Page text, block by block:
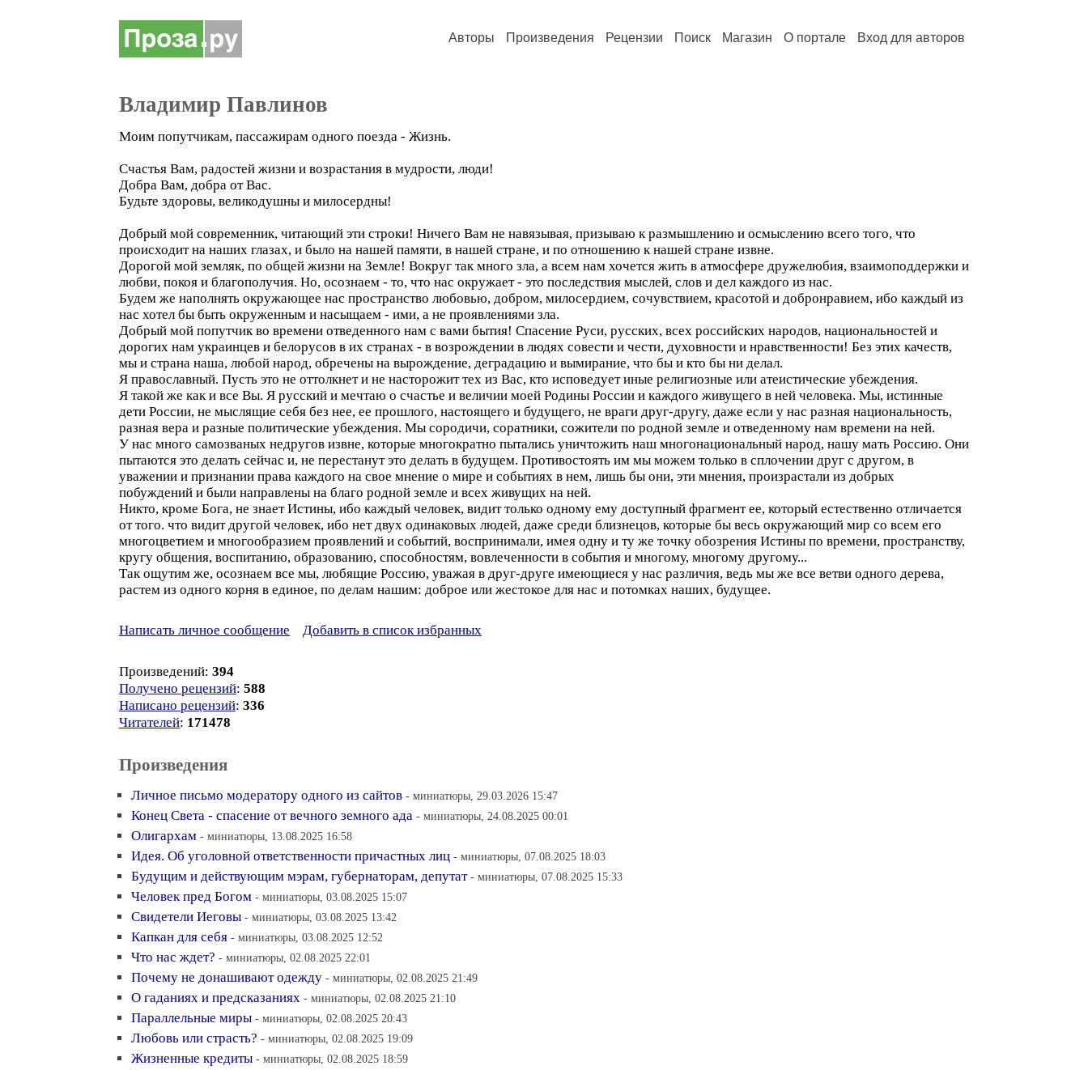
Авторы Произведения Рецензии Поиск Магазин О портале Вход для авторов
Владимир Павлинов
Моим попутчикам, пассажирам одного поезда - Жизнь.
Счастья Вам, радостей жизни и возрастания в мудрости, люди!
Добра Вам, добра от Вас.
Будьте здоровы, великодушны и милосердны!
Добрый мой современник, читающий эти строки! Ничего Вам не навязывая, призываю к размышлению и осмыслению всего того, что
происходит на наших глазах, и было на нашей памяти, в нашей стране, и по отношению к нашей стране извне.
Дорогой мой земляк, по общей жизни на Земле! Вокруг так много зла, а всем нам хочется жить в атмосфере дружелюбия, взаимоподдержки и
любви, покоя и благополучия. Но, осознаем - то, что нас окружает - это последствия мыслей, слов и дел каждого из нас.
Будем же наполнять окружающее нас пространство любовью, добром, милосердием, сочувствием, красотой и добронравием, ибо каждый из
нас хотел бы быть окруженным и насыщаем - ими, а не проявлениями зла.
Добрый мой попутчик во времени отведенного нам с вами бытия! Спасение Руси, русских, всех российских народов, национальностей и
дорогих нам украинцев и белорусов в их странах - в возрождении в людях совести и чести, духовности и нравственности! Без этих качеств,
мы и страна наша, любой народ, обречены на вырождение, деградацию и вымирание, что бы и кто бы ни делал.
Я православный. Пусть это не оттолкнет и не насторожит тех из Вас, кто исповедует иные религиозные или атеистические убеждения.
Я такой же как и все Вы. Я русский и мечтаю о счастье и величии моей Родины России и каждого живущего в ней человека. Мы, истинные
дети России, не мыслящие себя без нее, ее прошлого, настоящего и будущего, не враги друг-другу, даже если у нас разная национальность,
разная вера и разные политические убеждения. Мы сородичи, соратники, сожители по родной земле и отведенному нам времени на ней.
У нас много самозваных недругов извне, которые многократно пытались уничтожить наш многонациональный народ, нашу мать Россию. Они
пытаются это делать сейчас и, не перестанут это делать в будущем. Противостоять им мы можем только в сплочении друг с другом, в
уважении и признании права каждого на свое мнение о мире и событиях в нем, лишь бы они, эти мнения, произрастали из добрых
побуждений и были направлены на благо родной земле и всех живущих на ней.
Никто, кроме Бога, не знает Истины, ибо каждый человек, видит только одному ему доступный фрагмент ее, который естественно отличается
от того. что видит другой человек, ибо нет двух одинаковых людей, даже среди близнецов, которые бы весь окружающий мир со всем его
многоцветием и многообразием проявлений и событий, воспринимали, имея одну и ту же точку обозрения Истины по времени, пространству,
кругу общения, воспитанию, образованию, способностям, вовлеченности в события и многому, многому другому...
Так ощутим же, осознаем все мы, любящие Россию, уважая в друг-друге имеющиеся у нас различия, ведь мы же все ветви одного дерева,
растем из одного корня в единое, по делам нашим: доброе или жестокое для нас и потомках наших, будущее.
Написать личное сообщение Добавить в список избранных
Произведений: 394
Получено рецензий: 588
Написано рецензий: 336
Читателей: 171478
Произведения
Личное письмо модератору одного из сайтов - миниатюры, 29.03.2026 15:47
Конец Света - спасение от вечного земного ада - миниатюры, 24.08.2025 00:01
Олигархам - миниатюры, 13.08.2025 16:58
Идея. Об уголовной ответственности причастных лиц - миниатюры, 07.08.2025 18:03
Будущим и действующим мэрам, губернаторам, депутат - миниатюры, 07.08.2025 15:33
Человек пред Богом - миниатюры, 03.08.2025 15:07
Свидетели Иеговы - миниатюры, 03.08.2025 13:42
Капкан для себя - миниатюры, 03.08.2025 12:52
Что нас ждет? - миниатюры, 02.08.2025 22:01
Почему не донашивают одежду - миниатюры, 02.08.2025 21:49
О гаданиях и предсказаниях - миниатюры, 02.08.2025 21:10
Параллельные миры - миниатюры, 02.08.2025 20:43
Любовь или страсть? - миниатюры, 02.08.2025 19:09
Жизненные кредиты - миниатюры, 02.08.2025 18:59